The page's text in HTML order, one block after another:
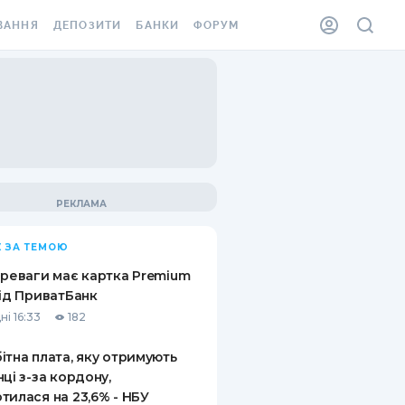
ВІНЬЄТКА
ВІД
ВИПАДКІВ
ДЕПОЗИТИ
ПИТАННЯ ТА ВІДПОВІДІ
ПУТІВНИКИ ПО
БАНКИ ФОРУМ
ЗА ТЕМОЮ
має картка Premium
ПриватБанк
16:33 182
плата, яку отримують
з-за кордону,
на 23,6% - НБУ